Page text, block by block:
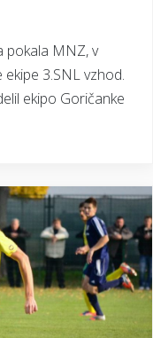
pokala MNZ, v
3.SNL vzhod.
ekipo Goričanke